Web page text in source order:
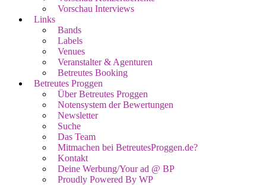
Vorschau Interviews
Links
Bands
Labels
Venues
Veranstalter & Agenturen
Betreutes Booking
Betreutes Proggen
Über Betreutes Proggen
Notensystem der Bewertungen
Newsletter
Suche
Das Team
Mitmachen bei BetreutesProggen.de?
Kontakt
Deine Werbung/Your ad @ BP
Proudly Powered By WP